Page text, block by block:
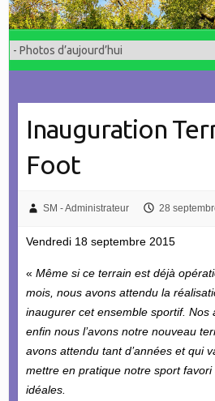
Inauguration
Foot
SM - Administrateur 28
Vendredi 18 septembre 2015
« Même si ce terrain est déjà
mois, nous avons attendu la
inaugurer cet ensemble sportif. Nos
enfin nous l’avons notre nouveau
avons attendu tant d’années et qui
mettre en pratique notre sport
idéales.